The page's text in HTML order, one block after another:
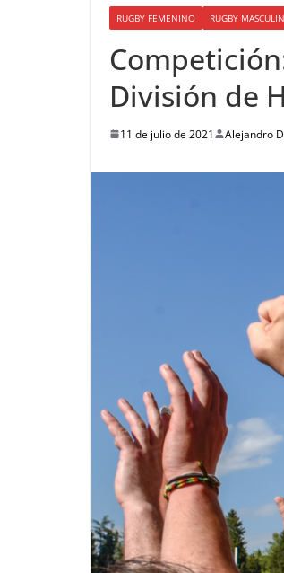
RUGBY FEMENINO RUGBY
División de
11 de julio de 2021 Alejandro